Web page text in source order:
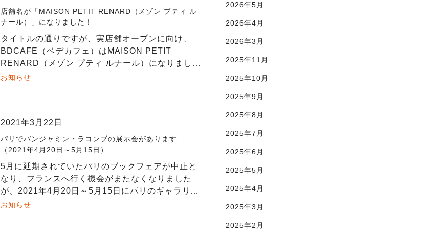
店舗名が「MAISON PETIT RENARD（メゾン プティ ル
ナール）」になりました！
タイトルの通りですが、実店舗オープンに向け、
BDCAFE（ベデカフェ）はMAISON PETIT
RENARD（メゾン プティ ルナール）になりまし
た。 BDCAFE（ベデカフェ）は、いつかBD（バン
お知らせ
2021年3月22日
パリでバンジャミン・ラコンブの展示会があります
（2021年4月20日～5月15日）
5月に延期されていたパリのブックフェアが中止と
なり、フランスへ行く機会がまたなくなりました
が、2021年4月20日～5月15日にパリのギャラリー
“Galerie Daniel Maghen” で Benjamin La […]
お知らせ
2026年5月
2026年4月
2026年3月
2025年11月
2025年10月
2025年9月
2025年8月
2025年7月
2025年6月
2025年5月
2025年4月
2025年3月
2025年2月